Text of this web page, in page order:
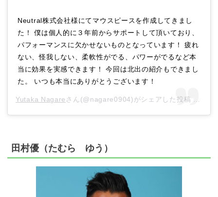
Neutral株式会社様にてマウスピースを作成してきまし
た！ 僕は個人的に３年前からサポートして頂いており、
パフォーマンスに欠かせないものとなっています！ 疲れ
ない、怪我しない、柔軟性がでる、パワーがでるなど本
当に効果を実感できます！ 今回は北出の紹介もできまし
た。 いつも本当にありがとうございます！
Yutaka Nagare さん(@nagare0904)がシェアした投稿 –
田村優（たむら ゆう）